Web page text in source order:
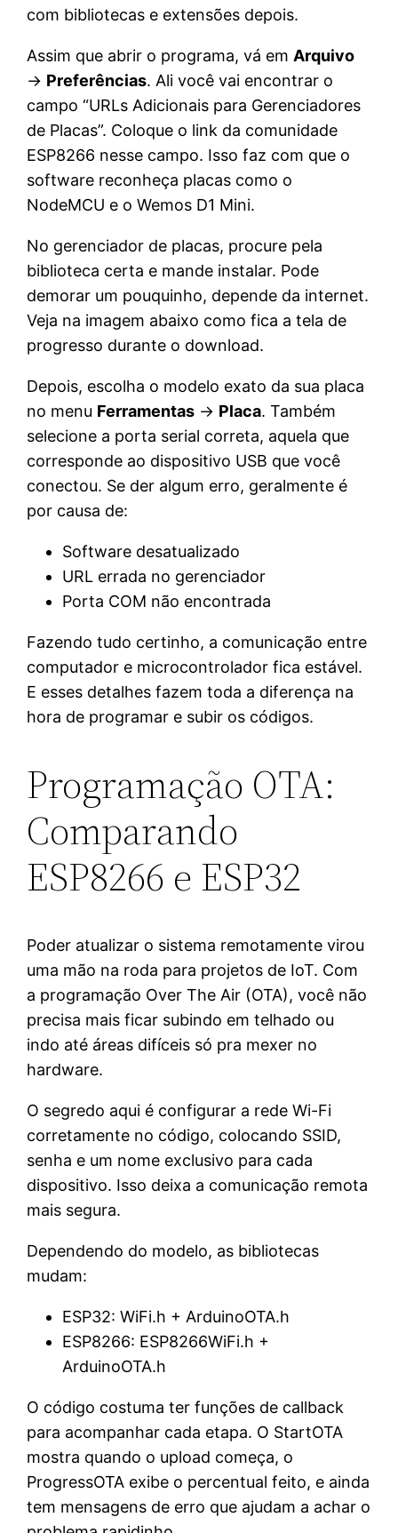
com bibliotecas e extensões depois.
Assim que abrir o programa, vá em Arquivo
→ Preferências. Ali você vai encontrar o
campo “URLs Adicionais para Gerenciadores
de Placas”. Coloque o link da comunidade
ESP8266 nesse campo. Isso faz com que o
software reconheça placas como o
NodeMCU e o Wemos D1 Mini.
No gerenciador de placas, procure pela
biblioteca certa e mande instalar. Pode
demorar um pouquinho, depende da internet.
Veja na imagem abaixo como fica a tela de
progresso durante o download.
Depois, escolha o modelo exato da sua placa
no menu Ferramentas → Placa. Também
selecione a porta serial correta, aquela que
corresponde ao dispositivo USB que você
conectou. Se der algum erro, geralmente é
por causa de:
Software desatualizado
URL errada no gerenciador
Porta COM não encontrada
Fazendo tudo certinho, a comunicação entre
computador e microcontrolador fica estável.
E esses detalhes fazem toda a diferença na
hora de programar e subir os códigos.
Programação OTA:
Comparando
ESP8266 e ESP32
Poder atualizar o sistema remotamente virou
uma mão na roda para projetos de IoT. Com
a programação Over The Air (OTA), você não
precisa mais ficar subindo em telhado ou
indo até áreas difíceis só pra mexer no
hardware.
O segredo aqui é configurar a rede Wi-Fi
corretamente no código, colocando SSID,
senha e um nome exclusivo para cada
dispositivo. Isso deixa a comunicação remota
mais segura.
Dependendo do modelo, as bibliotecas
mudam:
ESP32: WiFi.h + ArduinoOTA.h
ESP8266: ESP8266WiFi.h +
ArduinoOTA.h
O código costuma ter funções de callback
para acompanhar cada etapa. O StartOTA
mostra quando o upload começa, o
ProgressOTA exibe o percentual feito, e ainda
tem mensagens de erro que ajudam a achar o